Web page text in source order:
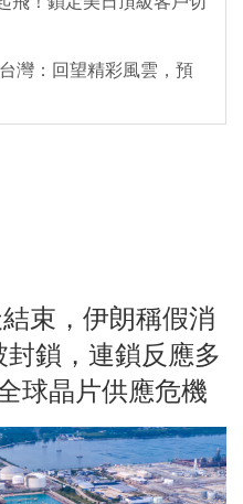
灣：回望精彩風雲，預
束，伊朗稱假消
鎖，連鎖反應多
球晶片供應危機